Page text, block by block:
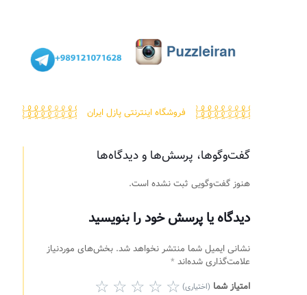
فروشگاه اینترنتی پازل ایران
گفت‌وگوها، پرسش‌ها و دیدگاه‌ها
هنوز گفت‌وگویی ثبت نشده است.
دیدگاه یا پرسش خود را بنویسید
نشانی ایمیل شما منتشر نخواهد شد. بخش‌های موردنیاز
علامت‌گذاری شده‌اند *
امتیاز شما (اختیاری)